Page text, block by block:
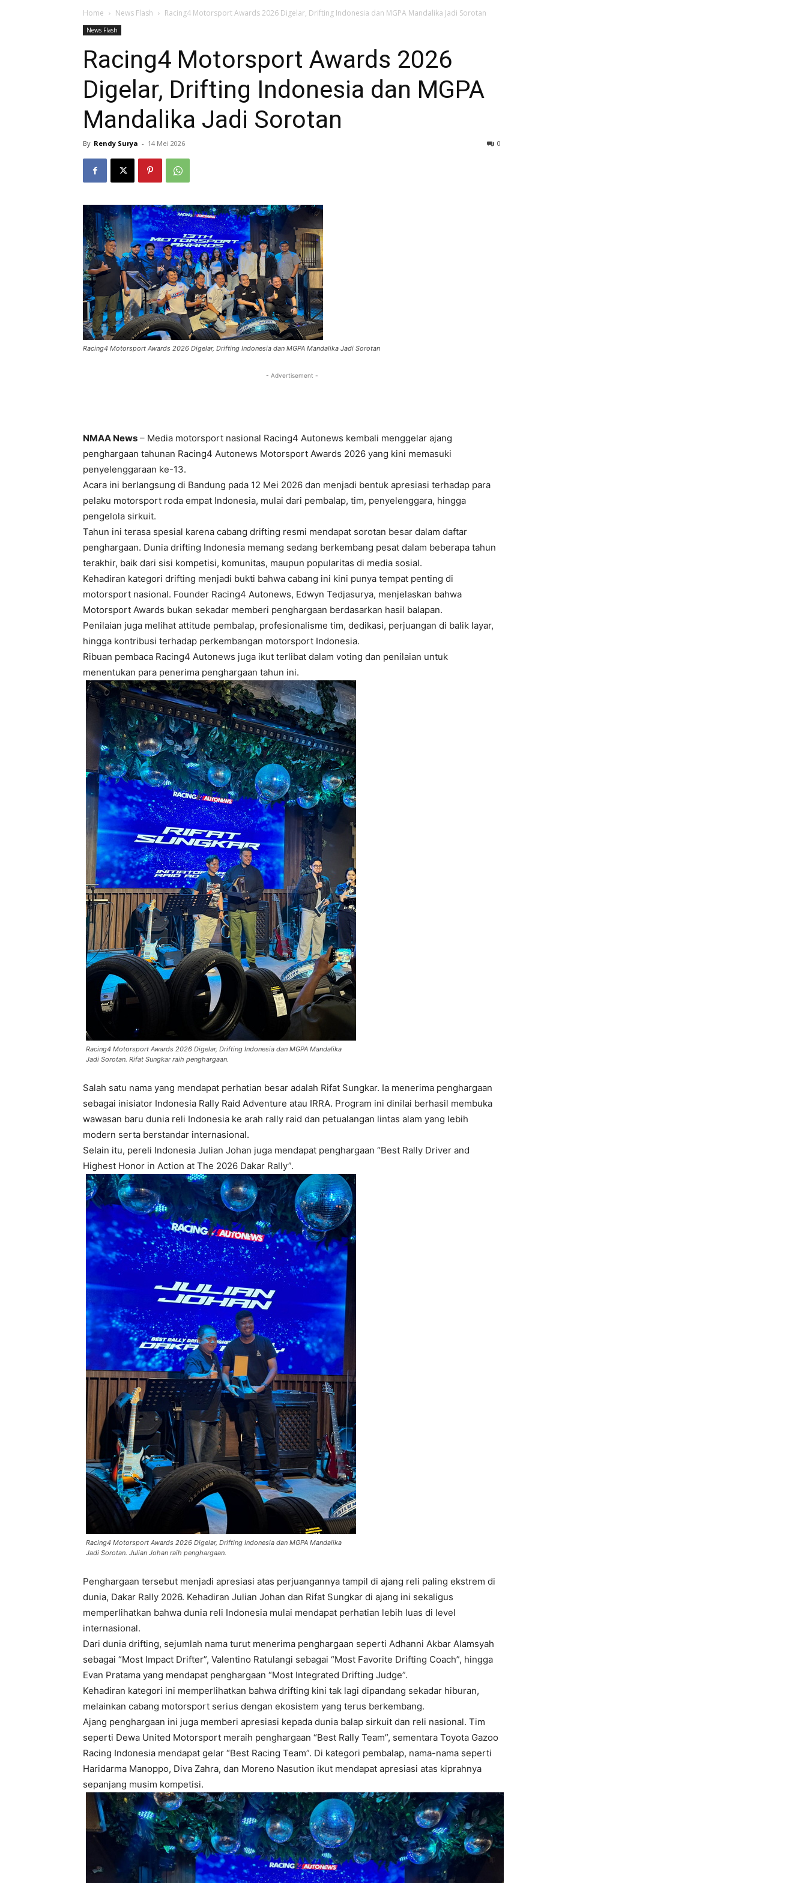
Home News Flash Racing4 Motorsport Awards 2026 Digelar, Drifting Indonesia dan MGPA Mandalika Jadi Sorotan
News Flash
Racing4 Motorsport Awards 2026
Digelar, Drifting Indonesia dan MGPA
Mandalika Jadi Sorotan
By Rendy Surya - 14 Mei 2026 0
Racing4 Motorsport Awards 2026 Digelar, Drifting Indonesia dan MGPA Mandalika Jadi Sorotan
- Advertisement -
NMAA News – Media motorsport nasional Racing4 Autonews kembali menggelar ajang
penghargaan tahunan Racing4 Autonews Motorsport Awards 2026 yang kini memasuki
penyelenggaraan ke-13.
Acara ini berlangsung di Bandung pada 12 Mei 2026 dan menjadi bentuk apresiasi terhadap para
pelaku motorsport roda empat Indonesia, mulai dari pembalap, tim, penyelenggara, hingga
pengelola sirkuit.
Tahun ini terasa spesial karena cabang drifting resmi mendapat sorotan besar dalam daftar
penghargaan. Dunia drifting Indonesia memang sedang berkembang pesat dalam beberapa tahun
terakhir, baik dari sisi kompetisi, komunitas, maupun popularitas di media sosial.
Kehadiran kategori drifting menjadi bukti bahwa cabang ini kini punya tempat penting di
motorsport nasional. Founder Racing4 Autonews, Edwyn Tedjasurya, menjelaskan bahwa
Motorsport Awards bukan sekadar memberi penghargaan berdasarkan hasil balapan.
Penilaian juga melihat attitude pembalap, profesionalisme tim, dedikasi, perjuangan di balik layar,
hingga kontribusi terhadap perkembangan motorsport Indonesia.
Ribuan pembaca Racing4 Autonews juga ikut terlibat dalam voting dan penilaian untuk
menentukan para penerima penghargaan tahun ini.
Racing4 Motorsport Awards 2026 Digelar, Drifting Indonesia dan MGPA Mandalika
Jadi Sorotan. Rifat Sungkar raih penghargaan.
Salah satu nama yang mendapat perhatian besar adalah Rifat Sungkar. Ia menerima penghargaan
sebagai inisiator Indonesia Rally Raid Adventure atau IRRA. Program ini dinilai berhasil membuka
wawasan baru dunia reli Indonesia ke arah rally raid dan petualangan lintas alam yang lebih
modern serta berstandar internasional.
Selain itu, pereli Indonesia Julian Johan juga mendapat penghargaan “Best Rally Driver and
Highest Honor in Action at The 2026 Dakar Rally”.
Racing4 Motorsport Awards 2026 Digelar, Drifting Indonesia dan MGPA Mandalika
Jadi Sorotan. Julian Johan raih penghargaan.
Penghargaan tersebut menjadi apresiasi atas perjuangannya tampil di ajang reli paling ekstrem di
dunia, Dakar Rally 2026. Kehadiran Julian Johan dan Rifat Sungkar di ajang ini sekaligus
memperlihatkan bahwa dunia reli Indonesia mulai mendapat perhatian lebih luas di level
internasional.
Dari dunia drifting, sejumlah nama turut menerima penghargaan seperti Adhanni Akbar Alamsyah
sebagai “Most Impact Drifter”, Valentino Ratulangi sebagai “Most Favorite Drifting Coach”, hingga
Evan Pratama yang mendapat penghargaan “Most Integrated Drifting Judge”.
Kehadiran kategori ini memperlihatkan bahwa drifting kini tak lagi dipandang sekadar hiburan,
melainkan cabang motorsport serius dengan ekosistem yang terus berkembang.
Ajang penghargaan ini juga memberi apresiasi kepada dunia balap sirkuit dan reli nasional. Tim
seperti Dewa United Motorsport meraih penghargaan “Best Rally Team”, sementara Toyota Gazoo
Racing Indonesia mendapat gelar “Best Racing Team”. Di kategori pembalap, nama-nama seperti
Haridarma Manoppo, Diva Zahra, dan Moreno Nasution ikut mendapat apresiasi atas kiprahnya
sepanjang musim kompetisi.